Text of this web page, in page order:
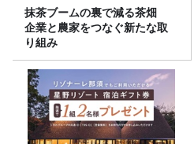
抹茶ブームの裏で減る茶畑
企業と農家をつなぐ新たな取
り組み